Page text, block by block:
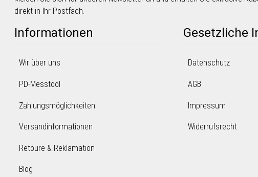
direkt in Ihr Postfach.
Informationen
Wir über uns
PD-Messtool
Zahlungsmöglichkeiten
Versandinformationen
Retoure & Reklamation
Blog
Gesetzliche
Datenschutz
AGB
Impressum
Widerrufsrecht